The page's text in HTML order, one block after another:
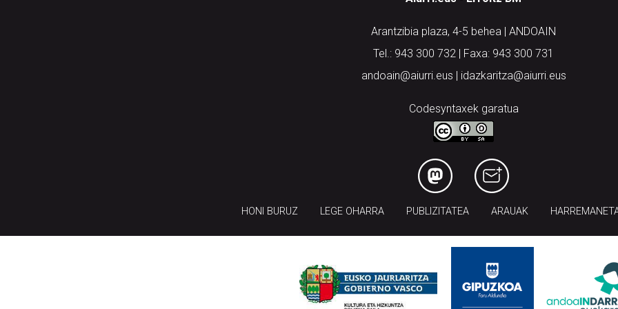
Arantzibia plaza, 4-5 behea | ANDOAIN
Tel.: 943 300 732 | Faxa: 943 300 731
andoain@aiurri.eus | idazkaritza@aiurri.eus
Codesyntaxek garatua
HONI BURUZ LEGE OHARRA PUBLIZITATEA ARAUAK